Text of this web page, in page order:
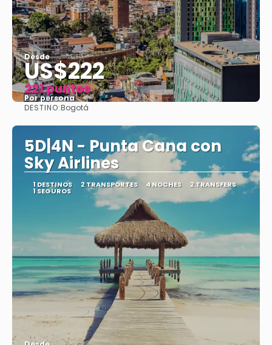
Desde
US$222
221 puntos
Por persona
DESTINO:Bogotá
5D|4N - Punta Cana con
Sky Airlines
1 DESTINOS 2 TRANSPORTES 4 NOCHES 2 TRANSFERS
1 SEGUROS